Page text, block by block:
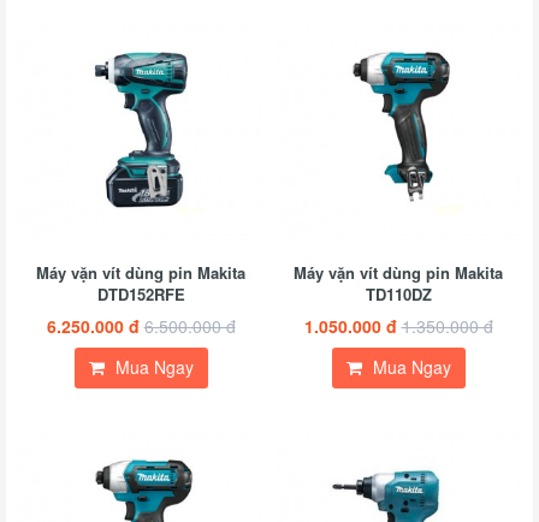
Máy vặn vít dùng pin Makita
DTD152RFE
6.250.000 đ 6.500.000 đ
Mua Ngay
Máy vặn vít dùng pin Makita
TD110DZ
1.050.000 đ 1.350.000 đ
Mua Ngay